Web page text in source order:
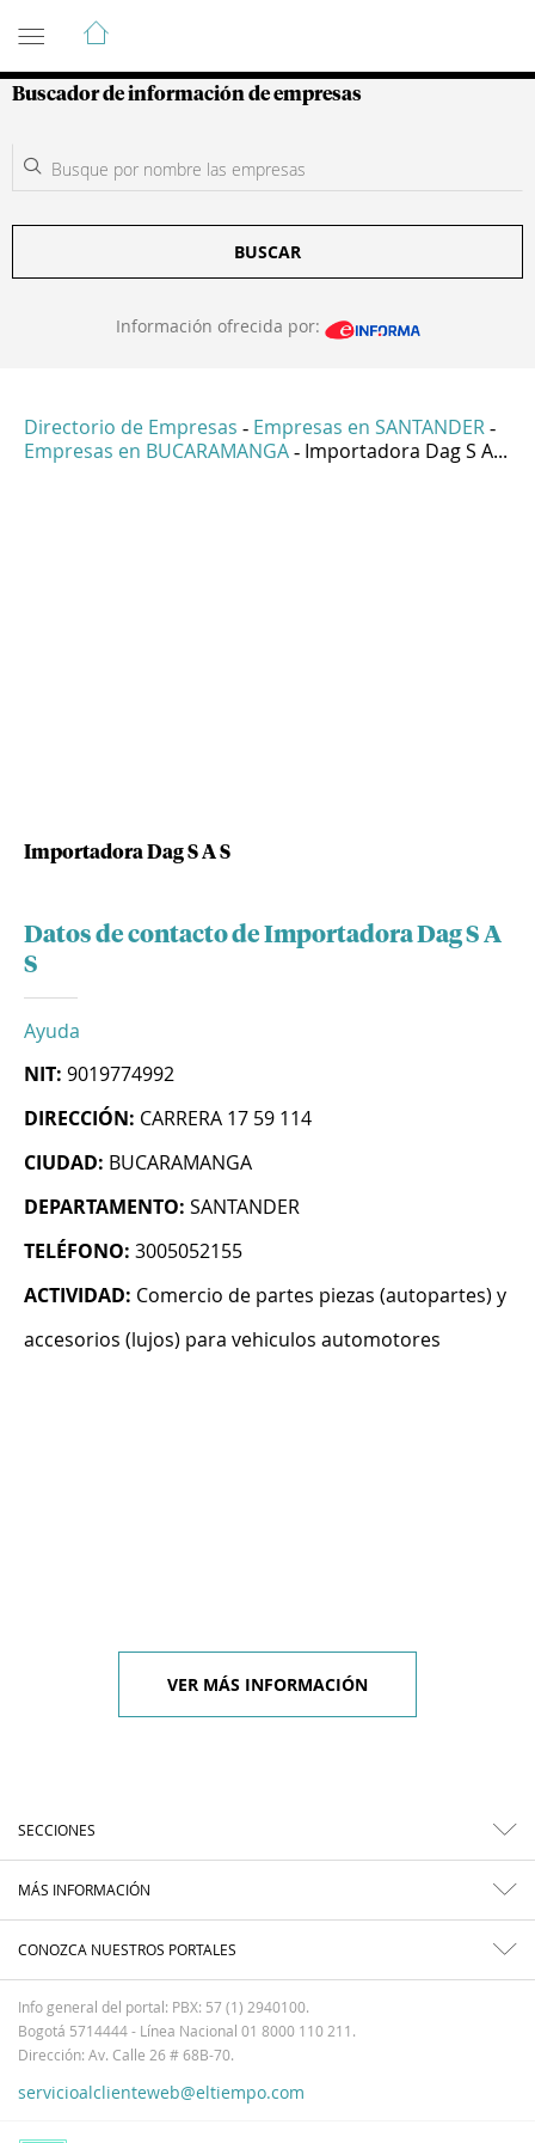
Guía de Empresas Colombianas
Buscador de información de empresas
BUSCAR
Información ofrecida por:
Directorio de Empresas - Empresas en SANTANDER -
Empresas en BUCARAMANGA - Importadora Dag S A...
Importadora Dag S A S
Datos de contacto de Importadora Dag S A
S
Ayuda
NIT: 9019774992
DIRECCIÓN: CARRERA 17 59 114
CIUDAD: BUCARAMANGA
DEPARTAMENTO: SANTANDER
TELÉFONO: 3005052155
ACTIVIDAD: Comercio de partes piezas (autopartes) y
accesorios (lujos) para vehiculos automotores
VER MÁS INFORMACIÓN
SECCIONES
MÁS INFORMACIÓN
CONOZCA NUESTROS PORTALES
Info general del portal: PBX: 57 (1) 2940100.
Bogotá 5714444 - Línea Nacional 01 8000 110 211.
Dirección: Av. Calle 26 # 68B-70.
servicioalclienteweb@eltiempo.com